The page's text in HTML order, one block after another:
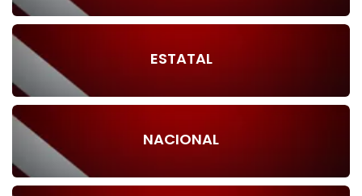
ESTATAL
NACIONAL